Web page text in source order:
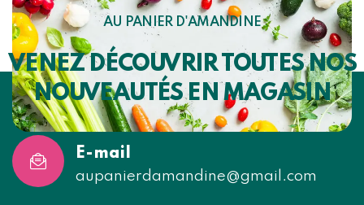
AU PANIER D'AMANDINE
VENEZ DÉCOUVRIR TOUTES NOS
NOUVEAUTÉS EN MAGASIN
E-mail
aupanierdamandine@gmail.com